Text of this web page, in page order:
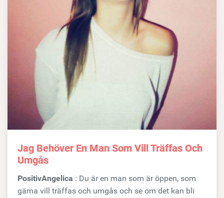
Jag Behöver En Man Som Vill Träffas Och
Umgås
PositivAngelica : Du är en man som är öppen, som
gärna vill träffas och umgås och se om det kan bli